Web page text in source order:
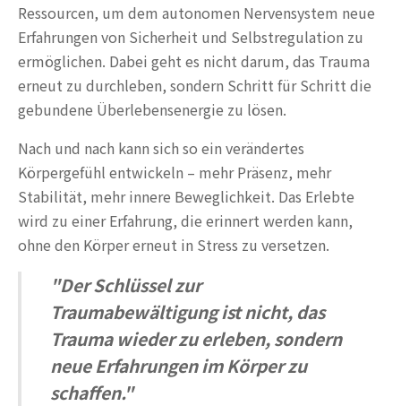
Ressourcen, um dem autonomen Nervensystem neue
Erfahrungen von Sicherheit und Selbstregulation zu
ermöglichen. Dabei geht es nicht darum, das Trauma
erneut zu durchleben, sondern Schritt für Schritt die
gebundene Überlebensenergie zu lösen.
Nach und nach kann sich so ein verändertes
Körpergefühl entwickeln – mehr Präsenz, mehr
Stabilität, mehr innere Beweglichkeit. Das Erlebte
wird zu einer Erfahrung, die erinnert werden kann,
ohne den Körper erneut in Stress zu versetzen.
"Der Schlüssel zur
Traumabewältigung ist nicht, das
Trauma wieder zu erleben, sondern
neue Erfahrungen im Körper zu
schaffen."